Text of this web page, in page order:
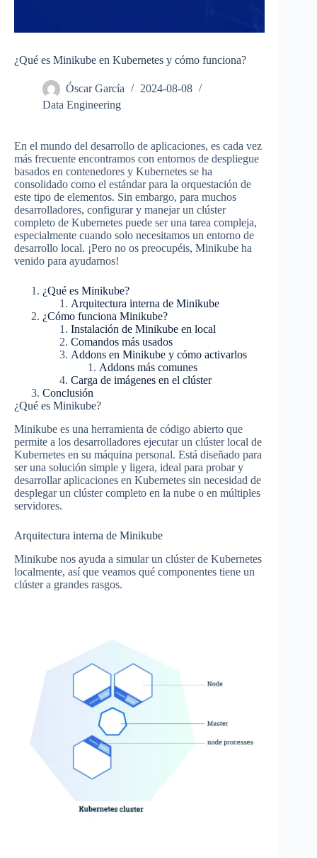
¿Qué es Minikube en Kubernetes y cómo funciona?
Óscar García
2024-08-08
Data Engineering
En el mundo del desarrollo de aplicaciones, es cada vez
más frecuente encontramos con entornos de despliegue
basados en contenedores y Kubernetes se ha
consolidado como el estándar para la orquestación de
este tipo de elementos. Sin embargo, para muchos
desarrolladores, configurar y manejar un clúster
completo de Kubernetes puede ser una tarea compleja,
especialmente cuando solo necesitamos un entorno de
desarrollo local. ¡Pero no os preocupéis, Minikube ha
venido para ayudarnos!
¿Qué es Minikube?
Arquitectura interna de Minikube
¿Cómo funciona Minikube?
Instalación de Minikube en local
Comandos más usados
Addons en Minikube y cómo activarlos
Addons más comunes
Carga de imágenes en el clúster
Conclusión
¿Qué es Minikube?
Minikube es una herramienta de código abierto que
permite a los desarrolladores ejecutar un clúster local de
Kubernetes en su máquina personal. Está diseñado para
ser una solución simple y ligera, ideal para probar y
desarrollar aplicaciones en Kubernetes sin necesidad de
desplegar un clúster completo en la nube o en múltiples
servidores.
Arquitectura interna de Minikube
Minikube nos ayuda a simular un clúster de Kubernetes
localmente, así que veamos qué componentes tiene un
clúster a grandes rasgos.